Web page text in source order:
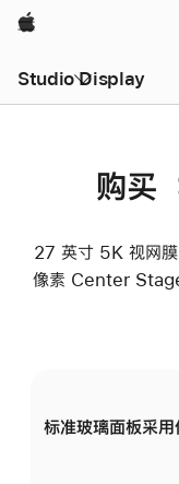
Apple
Studio Display
购买
27 英寸 5K 视网膜
像素 Center Stage
标准玻璃面板采用